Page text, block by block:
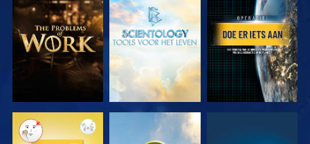
VERKEN DE
SERIE
VERKEN DE
SERIE
KIJK